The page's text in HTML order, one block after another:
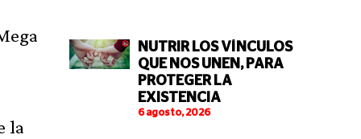
la
NUTRIR LOS VÍNCULOS
QUE NOS UNEN, PARA
PROTEGER LA
EXISTENCIA
6 agosto, 2026